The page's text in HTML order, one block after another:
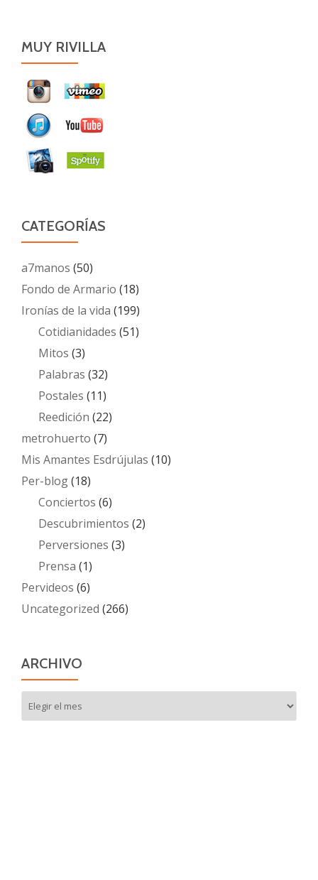
MUY RIVILLA
CATEGORÍAS
a7manos (50)
Fondo de Armario (18)
Ironías de la vida (199)
Cotidianidades (51)
Mitos (3)
Palabras (32)
Postales (11)
Reedición (22)
metrohuerto (7)
Mis Amantes Esdrújulas (10)
Per-blog(18)
Conciertos (6)
Descubrimientos (2)
Perversiones (3)
Prensa (1)
Pervideos (6)
Uncategorized (266)
ARCHIVO